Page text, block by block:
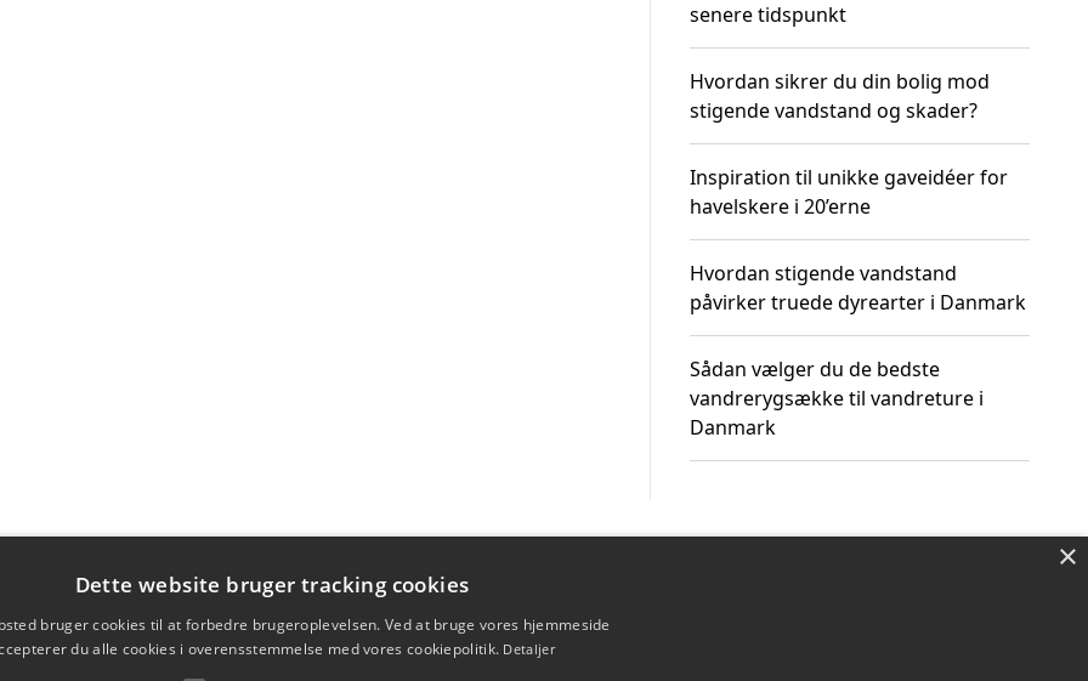
senere tidspunkt
Hvordan sikrer du din bolig mod
stigende vandstand og skader?
Inspiration til unikke gaveidéer for
havelskere i 20’erne
Hvordan stigende vandstand
påvirker truede dyrearter i Danmark
Sådan vælger du de bedste
vandrerygsække til vandreture i
Danmark
×
Dette website bruger tracking cookies
bruger cookies til at forbedre brugeroplevelsen. Ved at bruge vores hjemmeside
du alle cookies i overensstemmelse med vores cookiepolitik. Detaljer